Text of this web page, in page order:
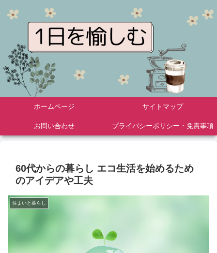
ホームページ サイトマップ
お問い合わせ プライバシーポリシー・免責事項
60代からの暮らし エコ生活を始めるため
のアイデアや工夫
住まいと暮らし